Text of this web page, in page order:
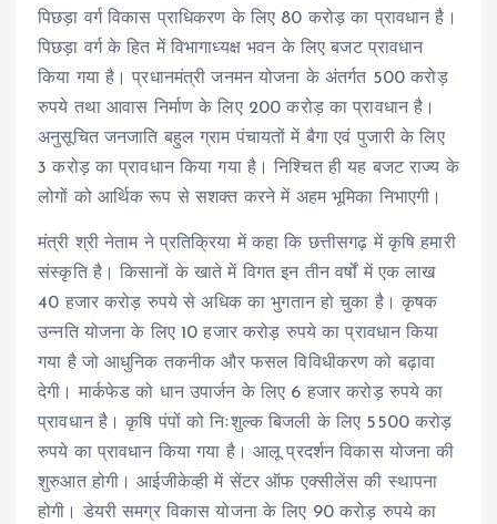
पिछड़ा वर्ग विकास प्राधिकरण के लिए 80 करोड़ का प्रावधान है।
पिछड़ा वर्ग के हित में विभागाध्यक्ष भवन के लिए बजट प्रावधान
किया गया है। प्रधानमंत्री जनमन योजना के अंतर्गत 500 करोड़
रुपये तथा आवास निर्माण के लिए 200 करोड़ का प्रावधान है।
अनुसूचित जनजाति बहुल ग्राम पंचायतों में बैगा एवं पुजारी के लिए
3 करोड़ का प्रावधान किया गया है। निश्चित ही यह बजट राज्य के
लोगों को आर्थिक रूप से सशक्त करने में अहम भूमिका निभाएगी।
मंत्री श्री नेताम ने प्रतिक्रिया में कहा कि छत्तीसगढ़ में कृषि हमारी
संस्कृति है। किसानों के खाते में विगत इन तीन वर्षों में एक लाख
40 हजार करोड़ रुपये से अधिक का भुगतान हो चुका है। कृषक
उन्नति योजना के लिए 10 हजार करोड़ रुपये का प्रावधान किया
गया है जो आधुनिक तकनीक और फसल विविधीकरण को बढ़ावा
देगी। मार्कफेड को धान उपार्जन के लिए 6 हजार करोड़ रुपये का
प्रावधान है। कृषि पंपों को निःशुल्क बिजली के लिए 5500 करोड़
रुपये का प्रावधान किया गया है। आलू प्रदर्शन विकास योजना की
शुरुआत होगी। आईजीकेव्ही में सेंटर ऑफ एक्सीलेंस की स्थापना
होगी। डेयरी समग्र विकास योजना के लिए 90 करोड़ रुपये का